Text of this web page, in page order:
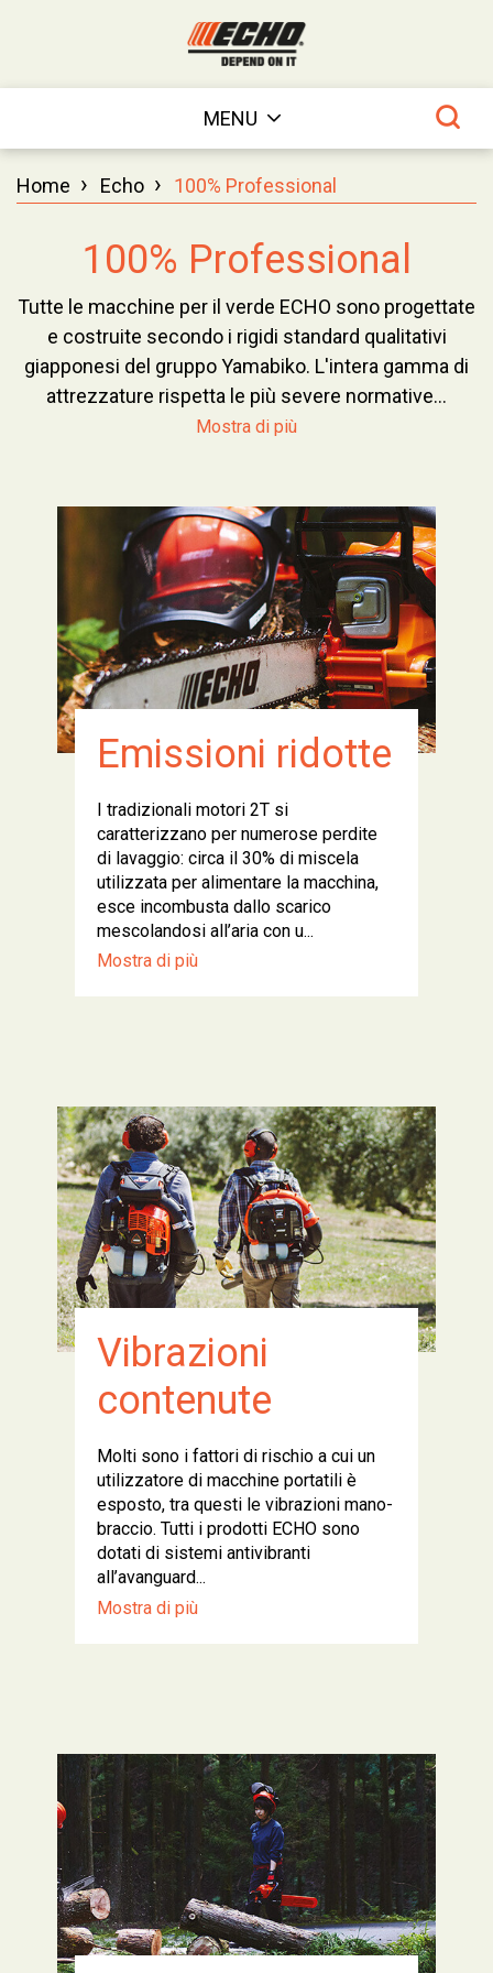
MENU
Home › Echo › 100% Professional
100% Professional
Tutte le macchine per il verde ECHO sono progettate
e costruite secondo i rigidi standard qualitativi
giapponesi del gruppo Yamabiko. L'intera gamma di
attrezzature rispetta le più severe normative...
Mostra di più
Emissioni ridotte
I tradizionali motori 2T si
caratterizzano per numerose perdite
di lavaggio: circa il 30% di miscela
utilizzata per alimentare la macchina,
esce incombusta dallo scarico
mescolandosi all’aria con u...
Mostra di più
Vibrazioni
contenute
Molti sono i fattori di rischio a cui un
utilizzatore di macchine portatili è
esposto, tra questi le vibrazioni mano-
braccio. Tutti i prodotti ECHO sono
dotati di sistemi antivibranti
all’avanguard...
Mostra di più